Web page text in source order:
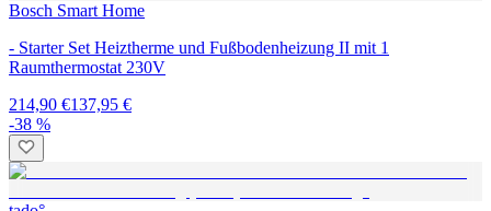
Bosch Smart Home
- Starter Set Heiztherme und Fußbodenheizung II mit 1
Raumthermostat 230V
214,90 €137,95 €
-38 %